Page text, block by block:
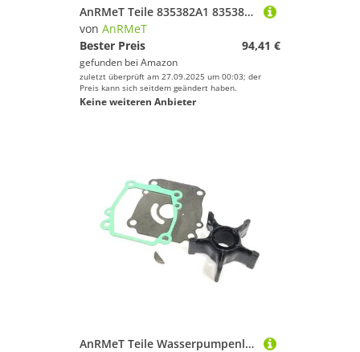
AnRMeT Teile 835382A1 835382T3 Fit Me-r 9. HP 13,5 15 4 Takt Außenborder Vergaser Montage Boot Motor 3323-835382T04
von AnRMeT
Bester Preis
94,41 €
gefunden bei Amazon
zuletzt überprüft am 27.09.2025 um 00:03; der
Preis kann sich seitdem geändert haben.
Keine weiteren Anbieter
AnRMeT Teile Wasserpumpenlaufradsatz 17400-90J20 Passend for Szk Außenbordmotor DF 90 115 140 17400-90J00 17400-90J01 17400-90J10 17400-90J11